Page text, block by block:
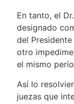
En tanto, el
designado
del
otro
el mismo
Así lo
juezas que